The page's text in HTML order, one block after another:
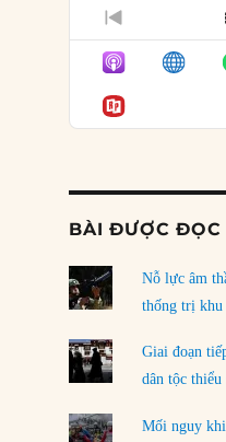
04/08/2026
Tại sao Trung Quốc
Ngoại trưởng Nhật
04/08/2026
03/08/2026
Đặt cược vào thất
rủi ro
02/08/2026
Làm thế nào để kết
01/08/2026
Chiến lược kế tiếp
EPISODE
BÀI ĐƯỢC ĐỌC
Nỗ lực âm
thống trị
Giai đoạn
dân tộc thiểu
Mối nguy